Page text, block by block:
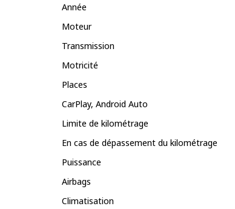
Année
Moteur
Transmission
Motricité
Places
CarPlay, Android Auto
Limite de kilométrage
En cas de dépassement du kilométrage
Puissance
Airbags
Climatisation